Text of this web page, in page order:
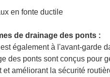
de drainage des ponts :
également à l'avant-garde
des ponts sont conçus pour
et améliorant la sécurité